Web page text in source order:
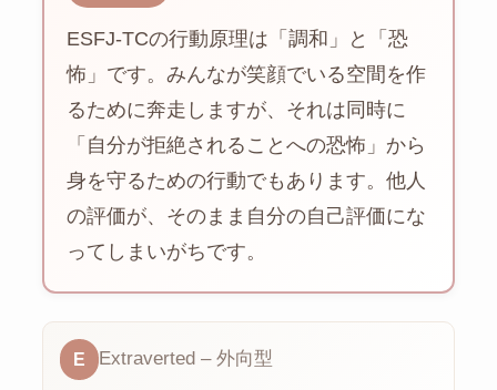
ESFJ-TCの行動原理は「調和」と「恐
怖」です。みんなが笑顔でいる空間を作
るために奔走しますが、それは同時に
「自分が拒絶されることへの恐怖」から
身を守るための行動でもあります。他人
の評価が、そのまま自分の自己評価にな
ってしまいがちです。
E Extraverted – 外向型